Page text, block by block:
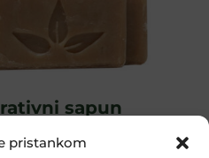
pristankom
sapun